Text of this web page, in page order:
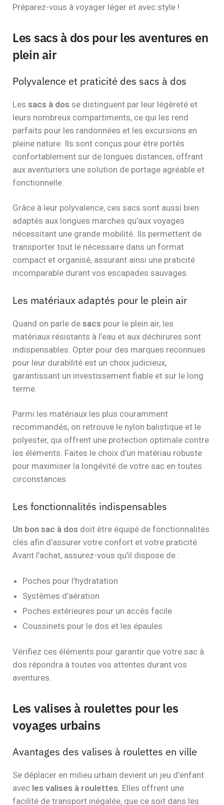
Préparez-vous à voyager léger et avec style !
Les sacs à dos pour les aventures en
plein air
Polyvalence et praticité des sacs à dos
Les sacs à dos se distinguent par leur légèreté et
leurs nombreux compartiments, ce qui les rend
parfaits pour les randonnées et les excursions en
pleine nature. Ils sont conçus pour être portés
confortablement sur de longues distances, offrant
aux aventuriers une solution de portage agréable et
fonctionnelle.
Grâce à leur polyvalence, ces sacs sont aussi bien
adaptés aux longues marches qu’aux voyages
nécessitant une grande mobilité. Ils permettent de
transporter tout le nécessaire dans un format
compact et organisé, assurant ainsi une praticité
incomparable durant vos escapades sauvages.
Les matériaux adaptés pour le plein air
Quand on parle de sacs pour le plein air, les
matériaux résistants à l’eau et aux déchirures sont
indispensables. Opter pour des marques reconnues
pour leur durabilité est un choix judicieux,
garantissant un investissement fiable et sur le long
terme.
Parmi les matériaux les plus couramment
recommandés, on retrouve le nylon balistique et le
polyester, qui offrent une protection optimale contre
les éléments. Faites le choix d’un matériau robuste
pour maximiser la longévité de votre sac en toutes
circonstances.
Les fonctionnalités indispensables
Un bon sac à dos doit être équipé de fonctionnalités
clés afin d’assurer votre confort et votre praticité.
Avant l’achat, assurez-vous qu’il dispose de :
Poches pour l’hydratation
Systèmes d’aération
Poches extérieures pour un accès facile
Coussinets pour le dos et les épaules
Vérifiez ces éléments pour garantir que votre sac à
dos répondra à toutes vos attentes durant vos
aventures.
Les valises à roulettes pour les
voyages urbains
Avantages des valises à roulettes en ville
Se déplacer en milieu urbain devient un jeu d’enfant
avec les valises à roulettes . Elles offrent une
facilité de transport inégalée, que ce soit dans les